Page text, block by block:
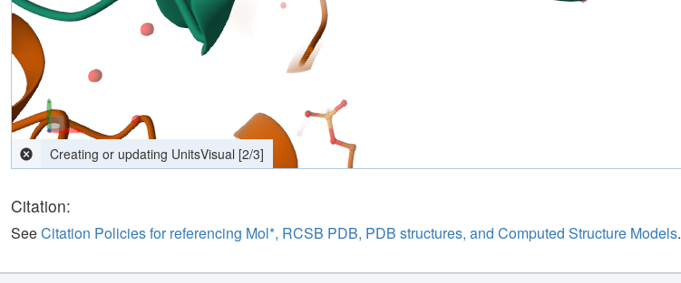
computing interactions [2/3]
Citation:
SeeCitation Policies for referencing Mol*, RCSB PDB, PDB structures, and Computed Structure Models.